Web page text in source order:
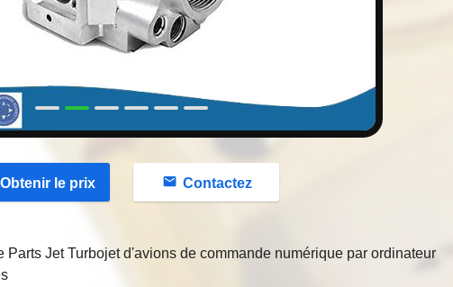
Obtenir le prix Contactez
Parts Jet Turbojet d'avions de commande numérique par ordinateur